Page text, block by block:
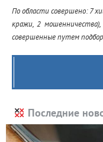
По области совершено: 7
кражи, 2
совершенные путем
Последние